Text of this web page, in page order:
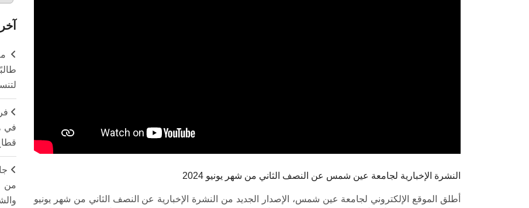
النشرة الإخبارية لجامعة عين شمس عن النصف الثاني من شهر يونيو 2024
أطلق الموقع الإلكتروني لجامعة عين شمس، الإصدار الجديد من النشرة الإخبارية عن النصف الثاني من شهر يونيو
في
من